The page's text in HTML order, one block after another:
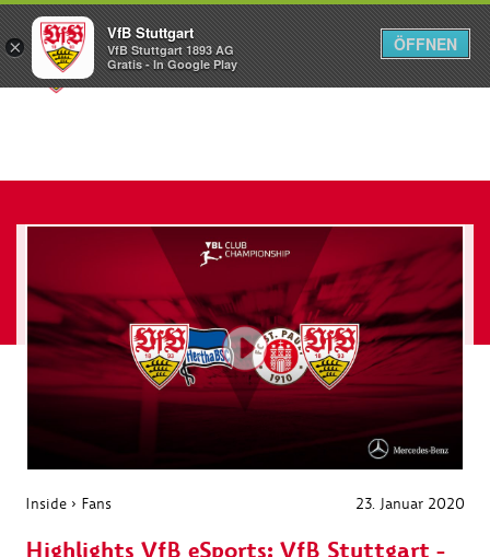
Menü
Inside › Fans 23. Januar 2020
×
VfB Stuttgart
VfB Stuttgart 1893 AG
Gratis - In Google Play
ÖFFNEN